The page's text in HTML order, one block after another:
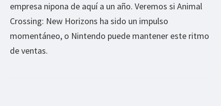
empresa nipona de aquí a un año. Veremos si Animal
Crossing: New Horizons ha sido un impulso
momentáneo, o Nintendo puede mantener este ritmo
de ventas.